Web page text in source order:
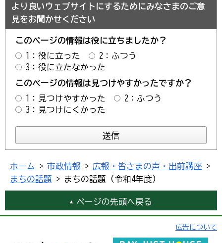
より良いウェブサイトにするためにみなさまのご意
見をお聞かせください
このページの情報は役に立ちましたか？
1：役に立った
2：ふつう
3：役に立たなかった
このページの情報は見つけやすかったですか？
1：見つけやすかった
2：ふつう
3：見つけにくかった
ホーム > 市政情報 > 広報・皆さまの声・出前講座 >
まちの話題
> まちの話題（令和4年度）
ページの先頭へ戻る
広告について